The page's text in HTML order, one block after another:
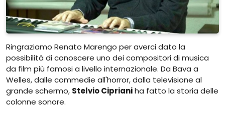
Ringraziamo Renato Marengo per averci dato la
possibilità di conoscere uno dei compositori di musica
da film più famosi a livello internazionale. Da Bava a
Welles, dalle commedie all'horror, dalla televisione al
grande schermo, Stelvio Ciprianiha fatto la storia delle
colonne sonore.